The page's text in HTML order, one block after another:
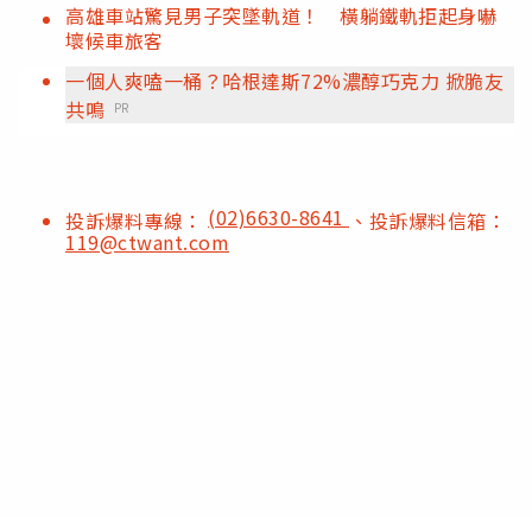
高雄車站驚見男子突墜軌道！ 橫躺鐵軌拒起身嚇
壞候車旅客
一個人爽嗑一桶？哈根達斯72%濃醇巧克力 掀脆友
共鳴 PR
投訴爆料專線： (02)6630-8641 、投訴爆料信箱：
119@ctwant.com